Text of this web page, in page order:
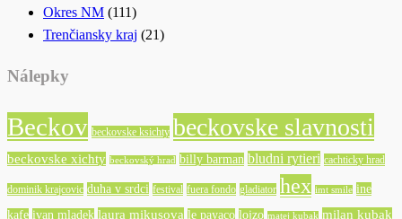
Okres NM (111)
Trenčiansky kraj (21)
Nálepky
Beckov beckovske ksichty beckovske slavnosti
beckovske xichty beckovský hrad billy barman bludni rytieri cachticky hrad
dominik krajcovic duha v srdci festival fuera fondo gladiator hex imt smile ine
kafe ivan mladek laura mikusova le payaco lojzo matej kubak milan kubak